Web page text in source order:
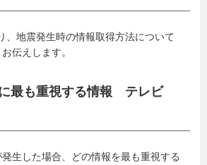
、地震発生時の情報取得方法について
伝えします。
最も重視する情報 テレビ
生した場合、どの情報を最も重視する